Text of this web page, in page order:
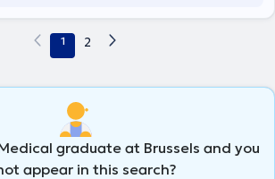
1 2
graduate at Brussels and you
appear in this search?